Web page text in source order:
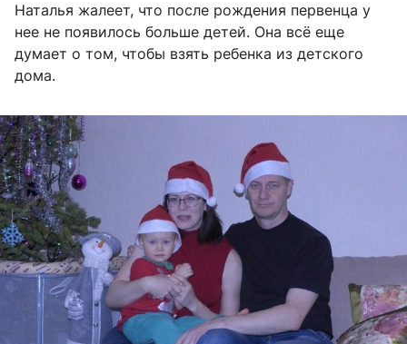
Наталья жалеет, что после рождения первенца у
нее не появилось больше детей. Она всё еще
думает о том, чтобы взять ребенка из детского
дома.